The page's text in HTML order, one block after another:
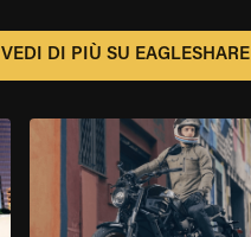
VEDI DI PIÙ SU EAGLESHARE